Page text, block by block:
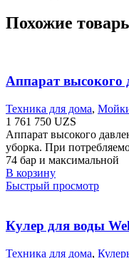
Похожие
Аппарат высокого
Техника для дома,
1 761 750 UZS
Аппарат высокого
уборка. При
74 бар и максимальной
В корзину
Быстрый просмотр
Кулер для воды
Техника для дома,